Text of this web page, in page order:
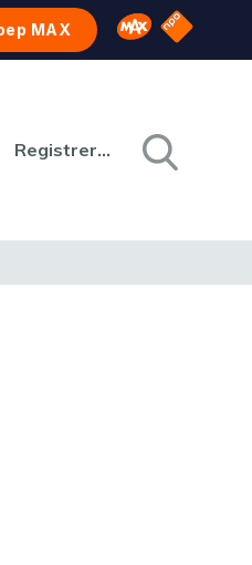
MAX Omroep MAX
NPO
Registreren